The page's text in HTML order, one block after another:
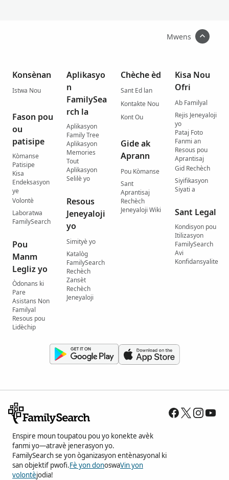
Mwens
Konsènan
Istwa Nou
Fason pou
ou
patisipe
Kòmanse
Patisipe
Kisa
Endeksasyon
ye
Volontè
Laboratwa
FamilySearch
Pou
Manm
Legliz yo
Òdonans ki
Pare
Asistans Non
Familyal
Resous pou
Lidèchip
Aplikasyo
n
FamilySea
rch la
Aplikasyon
Family Tree
Aplikasyon
Memories
Tout
Aplikasyon
Selilè yo
Resous
Jeneyaloji
yo
Simityè yo
Katalòg
FamilySearch
Rechèch
Zansèt
Rechèch
Jeneyaloji
Chèche èd
Sant Ed lan
Kontakte Nou
Kont Ou
Gide ak
Aprann
Pou Kòmanse
Sant
Aprantisaj
Rechèch
Jeneyaloji Wiki
Kisa Nou
Ofri
Ab Familyal
Rejis Jeneyaloji
yo
Pataj Foto
Fanmi an
Resous pou
Aprantisaj
Gid Rechèch
Siyifikasyon
Siyati a
Sant Legal
Kondisyon pou
Itilizasyon
FamilySearch
Avi
Konfidansyalite
Enspire moun toupatou pou yo konekte avèk
fanmi yo—atravè jenerasyon yo.
FamilySearch se yon òganizasyon entènasyonal ki
san objektif pwofi.Fè yon donoswaVin yon
volontèjodia!